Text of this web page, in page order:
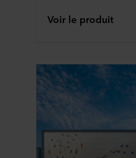
Voir le produit